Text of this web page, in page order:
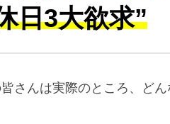
日3大欲求”
さんは実際のところ、どん